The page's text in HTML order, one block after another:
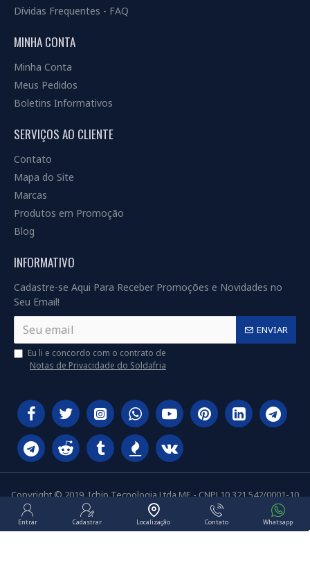
Dívidas Frequentes - FAQ
MINHA CONTA
Minha Conta
Meus Pedidos
Boletins Informativos
SERVIÇOS AO CLIENTE
Contato
Mapa do Site
Marcas
Produtos em Promoção
Blog
INFORMATIVO
Cadastre-se Aqui Para Receber Promoções e Novidades no
Seu Email!
ENVIAR
Eu li e concordo com o contrato de
Notas de Privacidade do Soldafria
Copyright © 2019, Ichip Tecnologia Ltda ME - CNPJ 10.321.542/0001-10
Entrar Cadastrar Localização Contato Whatsapp